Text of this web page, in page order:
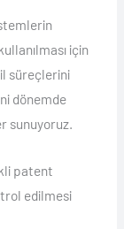
için
süreçlerini
dönemde
sunuyoruz.
patent
edilmesi